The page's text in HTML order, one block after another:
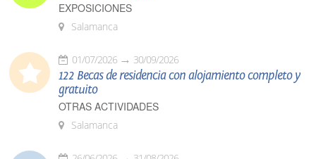
EXPOSICIONES
Salamanca
01/07/2026 30/09/2026
122 Becas de residencia con alojamiento completo y
gratuito
OTRAS ACTIVIDADES
Salamanca